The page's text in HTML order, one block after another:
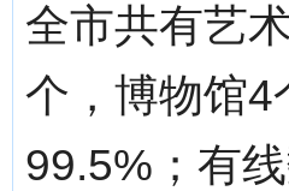
全市共有艺
个，博物馆4
99.5%；有